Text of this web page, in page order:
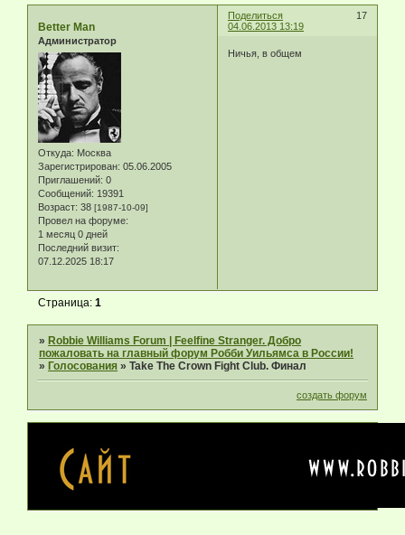
Поделиться
17
04.06.2013 13:19
Better Man
Администратор
Откуда: Москва
Зарегистрирован: 05.06.2005
Приглашений: 0
Сообщений: 19391
Возраст: 38 [1987-10-09]
Провел на форуме:
1 месяц 0 дней
Последний визит:
07.12.2025 18:17
Ничья, в общем
Страница:1
» Robbie Williams Forum | Feelfine Stranger. Добро
пожаловать на главный форум Робби Уильямса в России!
» Голосования »Take The Crown Fight Club. Финал
создать форум